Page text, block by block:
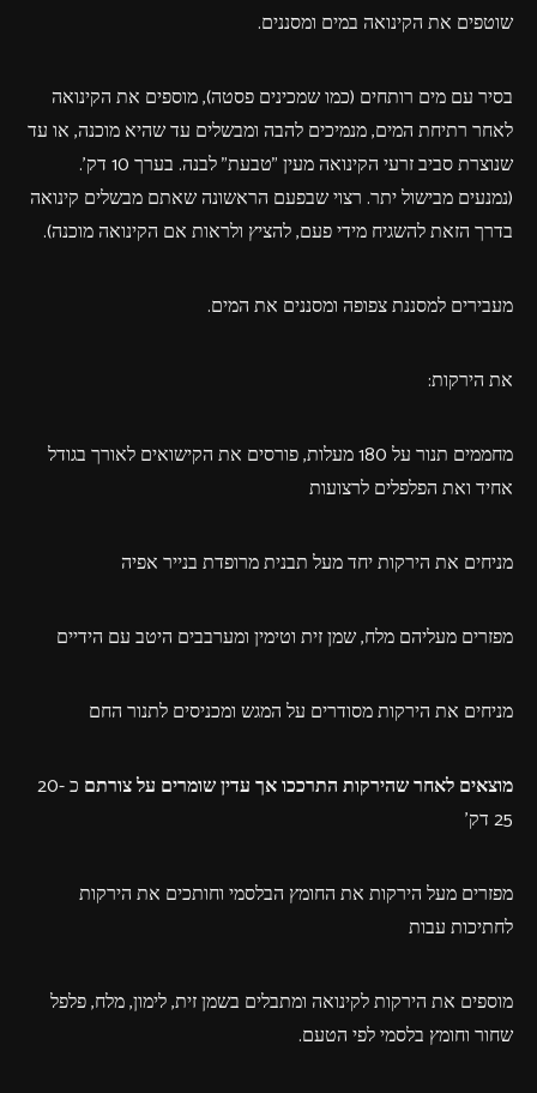
שוטפים את הקינואה במים ומסננים.
בסיר עם מים רותחים (כמו שמכינים פסטה), מוספים את הקינואה
לאחר רתיחת המים, מנמיכים להבה ומבשלים עד שהיא מוכנה, או עד
שנוצרת סביב זרעי הקינואה מעין "טבעת" לבנה. בערך 10 דק'.
(נמנעים מבישול יתר. רצוי שבפעם הראשונה שאתם מבשלים קינואה
בדרך הזאת להשגיח מידי פעם, להציץ ולראות אם הקינואה מוכנה).
מעבירים למסננת צפופה ומסננים את המים.
את הירקות:
מחממים תנור על 180 מעלות, פורסים את הקישואים לאורך בגודל
אחיד ואת הפלפלים לרצועות
מניחים את הירקות יחד מעל תבנית מרופדת בנייר אפיה
מפזרים מעליהם מלח, שמן זית וטימין ומערבבים היטב עם הידיים
מניחים את הירקות מסודרים על המגש ומכניסים לתנור החם
מוצאים לאחר שהירקות התרככו אך עדין שומרים על צורתם
כ 20-
25 דק'
מפזרים מעל הירקות את החומץ הבלסמי וחותכים את הירקות
לחתיכות עבות
מוספים את הירקות לקינואה ומתבלים בשמן זית, לימון, מלח, פלפל
שחור וחומץ בלסמי לפי הטעם.